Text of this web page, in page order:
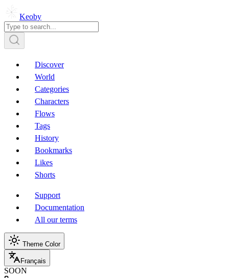
Keoby
Discover
World
Categories
Characters
Flows
Tags
History
Bookmarks
Likes
Shorts
Support
Documentation
All our terms
Theme Color
Français
SOON